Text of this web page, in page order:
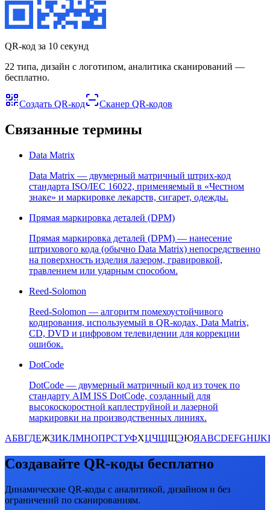
QR-код за 10 секунд
22 типа, дизайн с логотипом, аналитика сканирований —
бесплатно.
Создать QR-код Сканер QR-кодов
Связанные термины
Data Matrix
Data Matrix — двумерный матричный штрих-код
стандарта ISO/IEC 16022, применяемый в «Честном
знаке» и маркировке лекарств, сигарет, одежды.
Прямая маркировка деталей (DPM)
Прямая маркировка деталей (DPM) — нанесение
штрихового кода (обычно Data Matrix) непосредственно
на поверхность изделия лазером, гравировкой,
травлением или ударным способом.
Reed-Solomon
Reed-Solomon — алгоритм помехоустойчивого
кодирования, используемый в QR-кодах, Data Matrix,
CD, DVD и цифровом телевидении для коррекции
ошибок.
DotCode
DotCode — двумерный матричный код из точек по
стандарту AIM ISS DotCode, созданный для
высокоскоростной каплеструйной и лазерной
маркировки на производственных линиях.
АБВГДЕЖЗИКЛМНОПРСТУФХЦЧШЩЭЮЯABCDEFGHIJK
Создавайте QR-коды бесплатно
Динамические QR-коды с аналитикой, дизайном и без
ограничений по сканированиям.